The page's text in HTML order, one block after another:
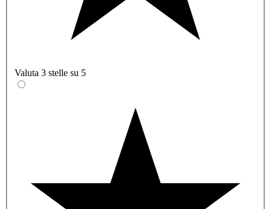
Valuta 3 stelle su 5